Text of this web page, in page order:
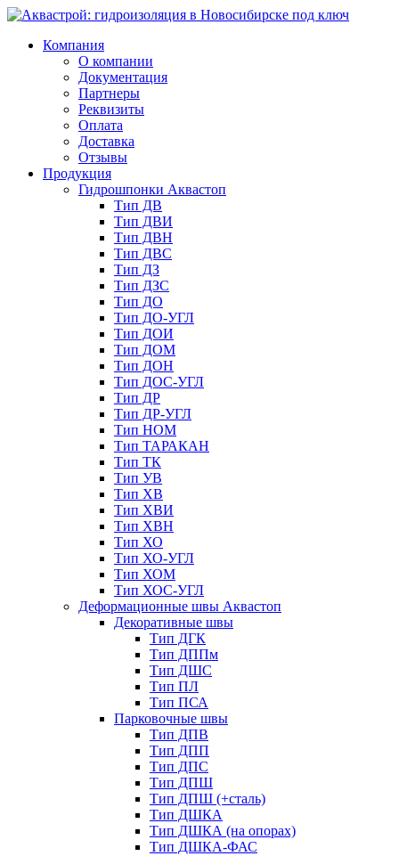
Компания
О компании
Документация
Партнеры
Реквизиты
Оплата
Доставка
Отзывы
Продукция
Гидрошпонки Аквастоп
Тип ДВ
Тип ДВИ
Тип ДВН
Тип ДВС
Тип ДЗ
Тип ДЗС
Тип ДО
Тип ДО-УГЛ
Тип ДОИ
Тип ДОМ
Тип ДОН
Тип ДОС-УГЛ
Тип ДР
Тип ДР-УГЛ
Тип НОМ
Тип ТАРАКАН
Тип ТК
Тип УВ
Тип ХВ
Тип ХВИ
Тип ХВН
Тип ХО
Тип ХО-УГЛ
Тип ХОМ
Тип ХОС-УГЛ
Деформационные швы Аквастоп
Декоративные швы
Тип ДГК
Тип ДППм
Тип ДШС
Тип ПЛ
Тип ПСА
Парковочные швы
Тип ДПВ
Тип ДПП
Тип ДПС
Тип ДПШ
Тип ДПШ (+сталь)
Тип ДШКА
Тип ДШКА (на опорах)
Тип ДШКА-ФАС